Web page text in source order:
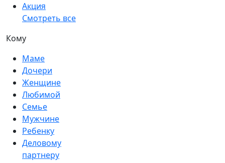
Акция
Смотреть все
Кому
Маме
Дочери
Женщине
Любимой
Семье
Мужчине
Ребенку
Деловому
партнеру